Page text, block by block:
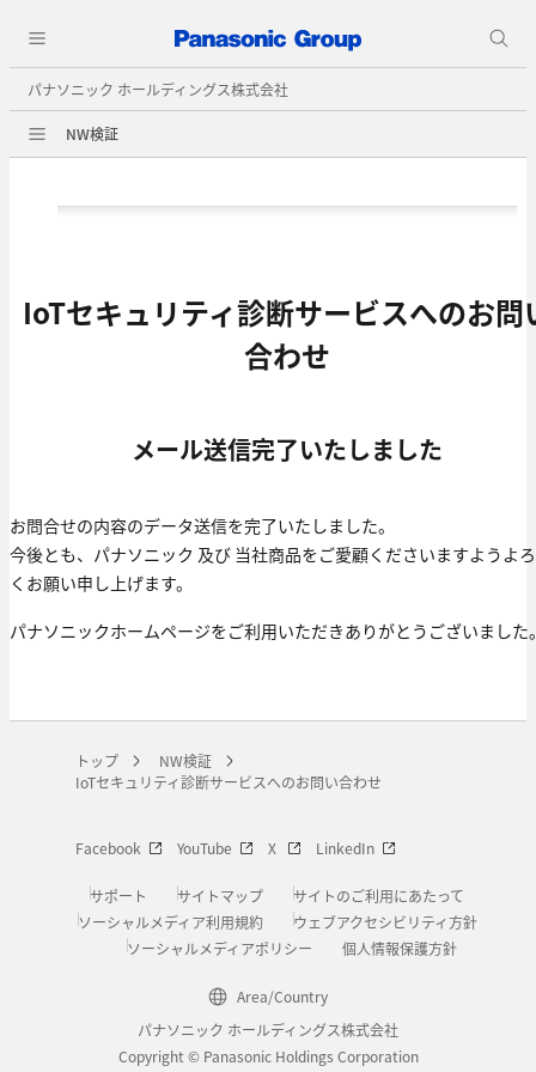
パナソニック ホールディングス株式会社
NW検証
IoTセキュリティ診断サービスへのお問
合わせ
メール送信完了いたしました
お問合せの内容のデータ送信を完了いたしました。
今後とも、パナソニック 及び 当社商品をご愛顧くださいますようよ
くお願い申し上げます。
パナソニックホームページをご利用いただきありがとうございました
トップ
NW検証
IoTセキュリティ診断サービスへのお問い合わせ
Facebook YouTube X LinkedIn
サポート サイトマップ
サイトのご利用にあたって
ソーシャルメディア利用規約
ウェブアクセシビリティ方針
ソーシャルメディアポリシー
個人情報保護方針
Area/Country
パナソニック ホールディングス株式会社
Copyright © Panasonic Holdings Corporation